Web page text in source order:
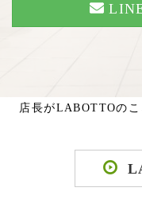
店長がLABOTTOのこ